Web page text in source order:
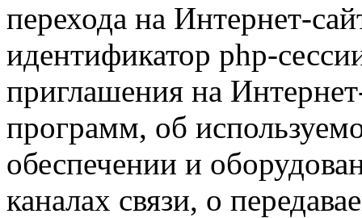
перехода на Интернет-
идентификатор php-
приглашения на
программ, об
обеспечении и
каналах связи, о